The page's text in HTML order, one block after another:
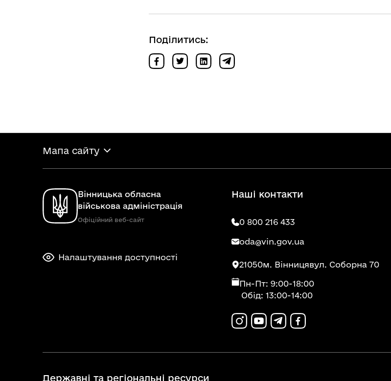
Поділитись:
Мапа сайту
Вінницька обласна
військова адміністрація
Офіційний веб-сайт
Налаштування доступності
Наші контакти
0 800 216 433
oda@vin.gov.ua
21050м. Вінницявул. Соборна 70
Пн-Пт: 9:00-18:00
Обід: 13:00-14:00
Державні та регіональні ресурси